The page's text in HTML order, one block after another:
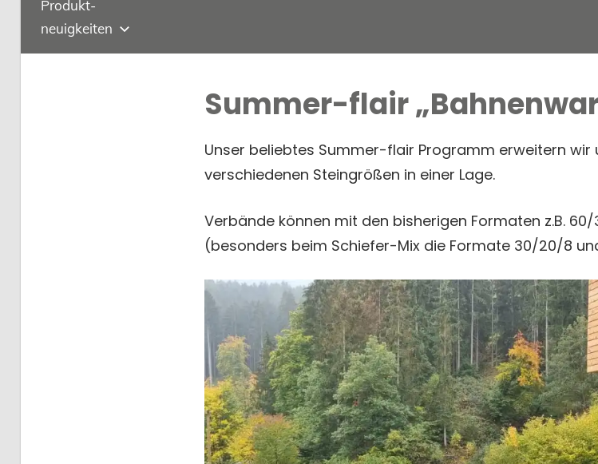
Produkt-
neuigkeiten
Summer-flair
Unser beliebtes Summer-flair Programm erweitern wir
verschiedenen Steingrößen in einer Lage.
Verbände können mit den bisherigen Formaten z.B.
(besonders beim Schiefer-Mix die Formate 30/20/8